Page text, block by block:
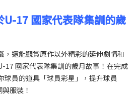
U-17 國家代表隊集訓的歲
，還能觀賞原作以外精彩的延伸劇情和
17 國家代表隊集訓的歲月故事！在完成
球員的道具「球員彩星」，提升球員
服裝！